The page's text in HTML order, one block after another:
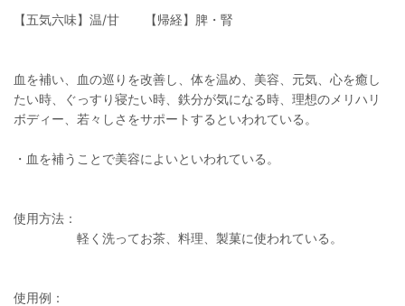
【五気六味】温/甘 【帰経】脾・腎
血を補い、血の巡りを改善し、体を温め、美容、元気、心を癒し
たい時、ぐっすり寝たい時、鉄分が気になる時、理想のメリハリ
ボディー、若々しさをサポートするといわれている。
・血を補うことで美容によいといわれている。
使用方法：
軽く洗ってお茶、料理、製菓に使われている。
使用例：